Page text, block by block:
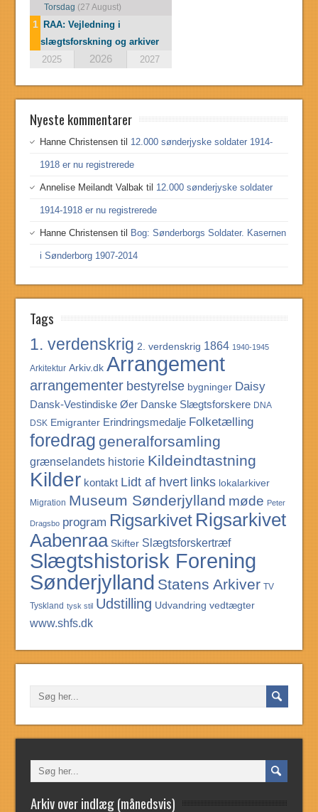
Torsdag (27 August)
1 RAA: Vejledning i
slægtsforskning og arkiver
2025
2026 2027
Nyeste kommentarer
Hanne Christensen til 12.000 sønderjyske soldater 1914-
1918 er nu registrerede
Annelise Meilandt Valbak til 12.000 sønderjyske soldater
1914-1918 er nu registrerede
Hanne Christensen til Bog: Sønderborgs Soldater. Kasernen
i Sønderborg 1907-2014
Tags
1. verdenskrig 2. verdenskrig 1864 1940-1945
Arkitektur Arkiv.dk Arrangement
arrangementer bestyrelse bygninger Daisy
Dansk-Vestindiske Øer Danske Slægtsforskere DNA
DSK Emigranter Erindringsmedalje Folketælling
foredrag generalforsamling
grænselandets historie Kildeindtastning
Kilder kontakt Lidt af hvert links lokalarkiver
Migration Museum Sønderjylland møde Peter
Dragsbo program Rigsarkivet Rigsarkivet
Aabenraa Skifter Slægtsforskertræf
Slægtshistorisk Forening
Sønderjylland Statens Arkiver TV
Tyskland tysk stil Udstilling Udvandring vedtægter
www.shfs.dk
Arkiv over indlæg (månedsvis)